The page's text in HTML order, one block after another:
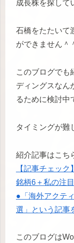
成長株を探して
石橋をたたいて
ができません＾
このブログでも
ディングスなん
るために検討中
タイミングが難
紹介記事はこち
【記事チェッ
銘柄6＋私の注
●「海外アクテ
選」という記事
このブログは